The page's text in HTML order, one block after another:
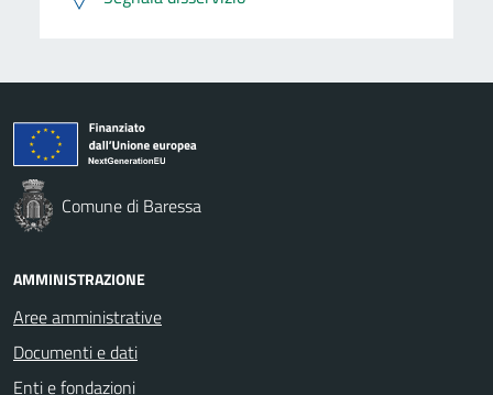
Comune di Baressa
AMMINISTRAZIONE
Aree amministrative
Documenti e dati
Enti e fondazioni